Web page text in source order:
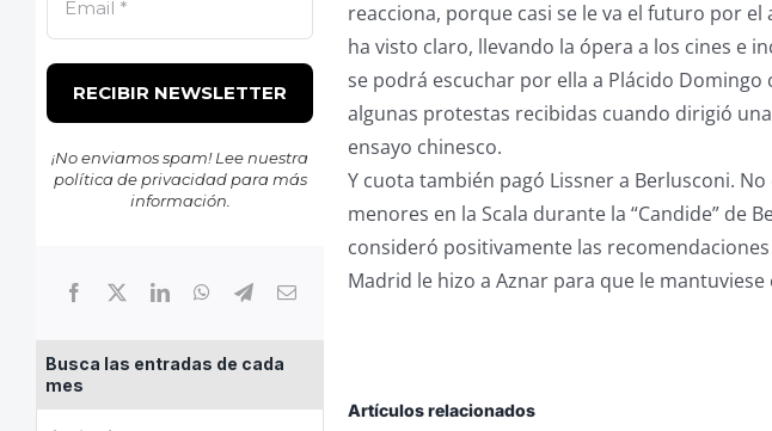
¡No enviamos spam! Lee nuestra
política de privacidadpara más
información.
Busca las entradas de cada
mes
Busca
reacciona, porque casi se le va el futuro por
ha visto claro, llevando la ópera a los cines e
se podrá escuchar por ella a Plácido
algunas protestas recibidas cuando dirigió
ensayo chinesco.
Y cuota también pagó Lissner a Berlusconi.
menores en la Scala durante la “Candide” de
consideró positivamente las
Madrid le hizo a Aznar para que le
Artículos relacionados